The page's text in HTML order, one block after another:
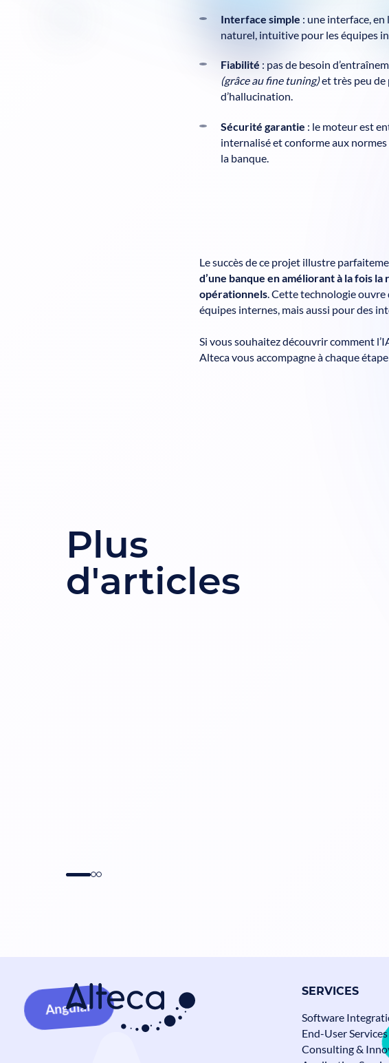
Interface simple : une interface, en
naturel, intuitive pour les équipes
Fiabilité : pas de besoin
(grâce au fine tuning)et très peu de
d’hallucination.
Sécurité garantie : le moteur est
internalisé et conforme aux normes
la banque.
Le succès de ce projet illustre
d’une banque en améliorant à la fois
opérationnels . Cette technologie
équipes internes, mais aussi pour des
Si vous souhaitez découvrir comment
Alteca vous accompagne à chaque
Plus
d'articles
Angular SERVICES
Software
End-User Services
Consulting &